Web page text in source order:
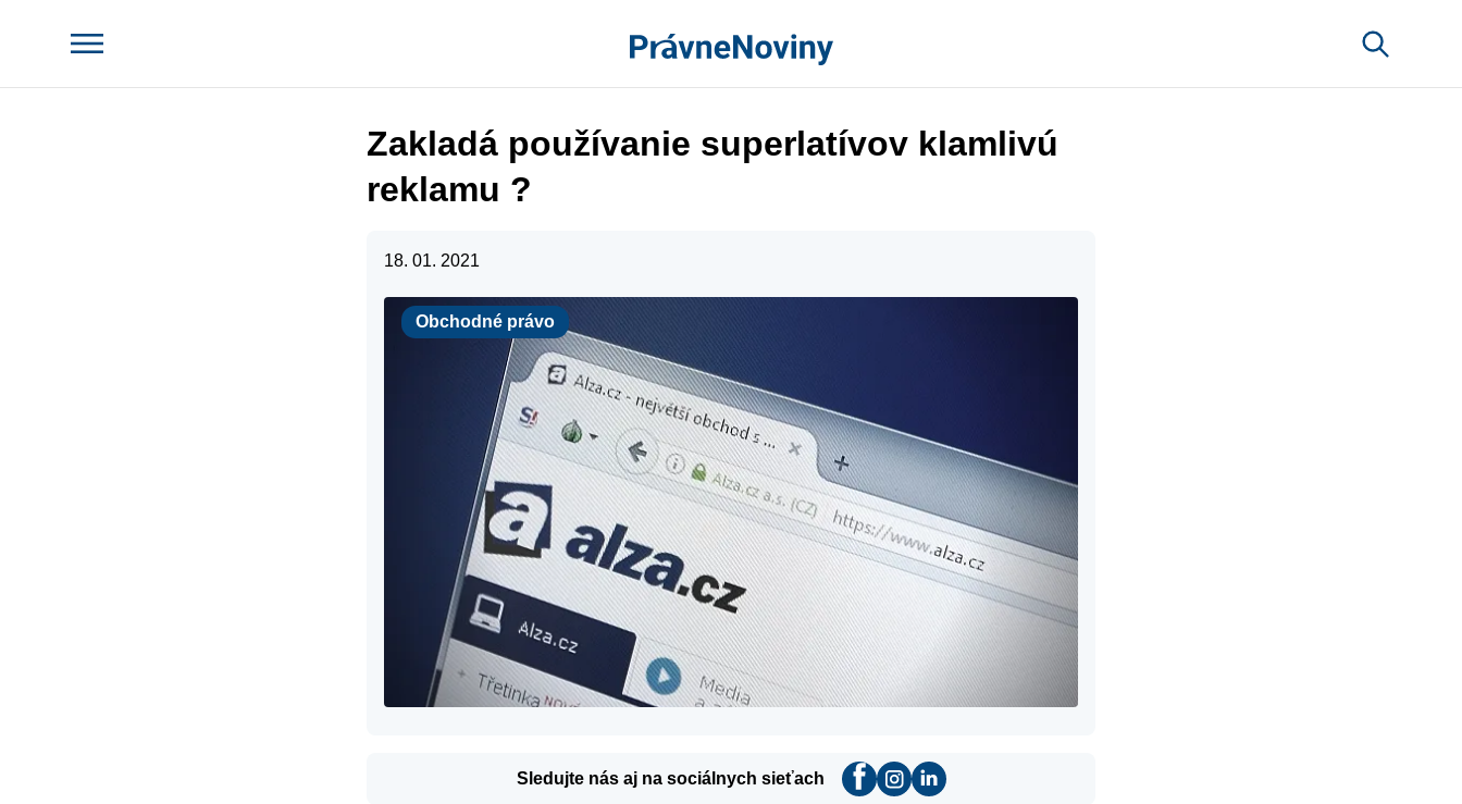
Zakladá používanie superlatívov klamlivú
reklamu ?
18. 01. 2021
Obchodné právo
Obchodné právo
Sledujte nás aj na sociálnych sieťach